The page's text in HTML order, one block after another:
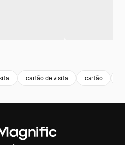
cartão de visita cartão